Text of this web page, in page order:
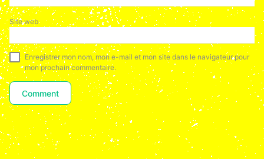
Site web
Enregistrer mon nom, mon e-mail et mon site dans le navigateur pour
mon prochain commentaire.